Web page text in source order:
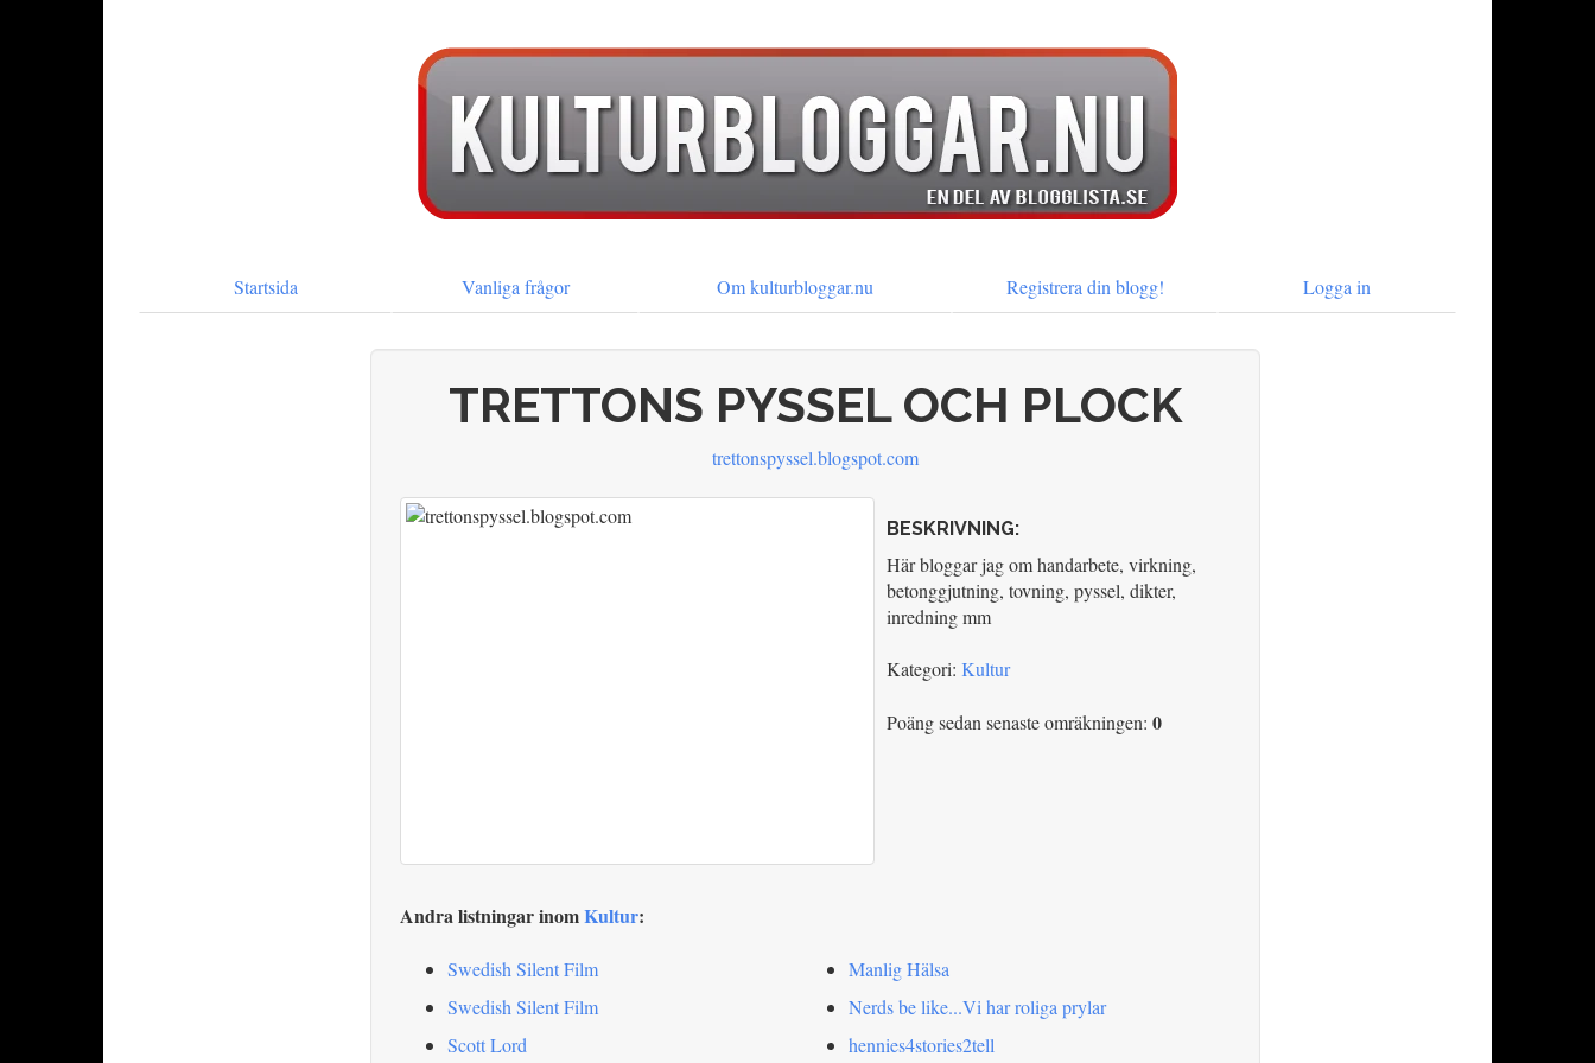
Startsida Vanliga frågor Om kulturbloggar.nu Registrera din blogg! Logga in
TRETTONS PYSSEL OCH PLOCK
trettonspyssel.blogspot.com
BESKRIVNING:
Här bloggar jag om handarbete, virkning,
betonggjutning, tovning, pyssel, dikter,
inredning mm
Kategori: Kultur
Poäng sedan senaste omräkningen: 0
Andra listningar inomKultur:
Swedish Silent Film
Swedish Silent Film
Scott Lord
Manlig Hälsa
Nerds be like...Vi har roliga prylar
hennies4stories2tell